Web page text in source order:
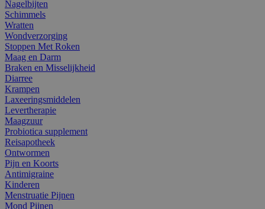
Nagelbijten
Schimmels
Wratten
Wondverzorging
Stoppen Met Roken
Maag en Darm
Braken en Misselijkheid
Diarree
Krampen
Laxeeringsmiddelen
Levertherapie
Maagzuur
Probiotica supplement
Reisapotheek
Ontwormen
Pijn en Koorts
Antimigraine
Kinderen
Menstruatie Pijnen
Mond Pijnen